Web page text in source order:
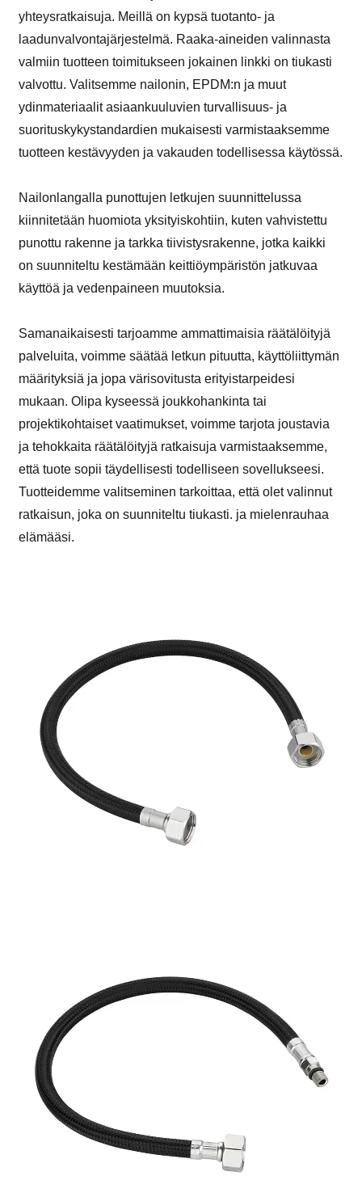
yhteysratkaisuja. Meillä on kypsä tuotanto- ja
laadunvalvontajärjestelmä. Raaka-aineiden valinnasta
valmiin tuotteen toimitukseen jokainen linkki on tiukasti
valvottu. Valitsemme nailonin, EPDM:n ja muut
ydinmateriaalit asiaankuuluvien turvallisuus- ja
suorituskykystandardien mukaisesti varmistaaksemme
tuotteen kestävyyden ja vakauden todellisessa käytössä.
Nailonlangalla punottujen letkujen suunnittelussa
kiinnitetään huomiota yksityiskohtiin, kuten vahvistettu
punottu rakenne ja tarkka tiivistysrakenne, jotka kaikki
on suunniteltu kestämään keittiöympäristön jatkuvaa
käyttöä ja vedenpaineen muutoksia.
Samanaikaisesti tarjoamme ammattimaisia räätälöityjä
palveluita, voimme säätää letkun pituutta, käyttöliittymän
määrityksiä ja jopa värisovitusta erityistarpeidesi
mukaan. Olipa kyseessä joukkohankinta tai
projektikohtaiset vaatimukset, voimme tarjota joustavia
ja tehokkaita räätälöityjä ratkaisuja varmistaaksemme,
että tuote sopii täydellisesti todelliseen sovellukseesi.
Tuotteidemme valitseminen tarkoittaa, että olet valinnut
ratkaisun, joka on suunniteltu tiukasti. ja mielenrauhaa
elämääsi.